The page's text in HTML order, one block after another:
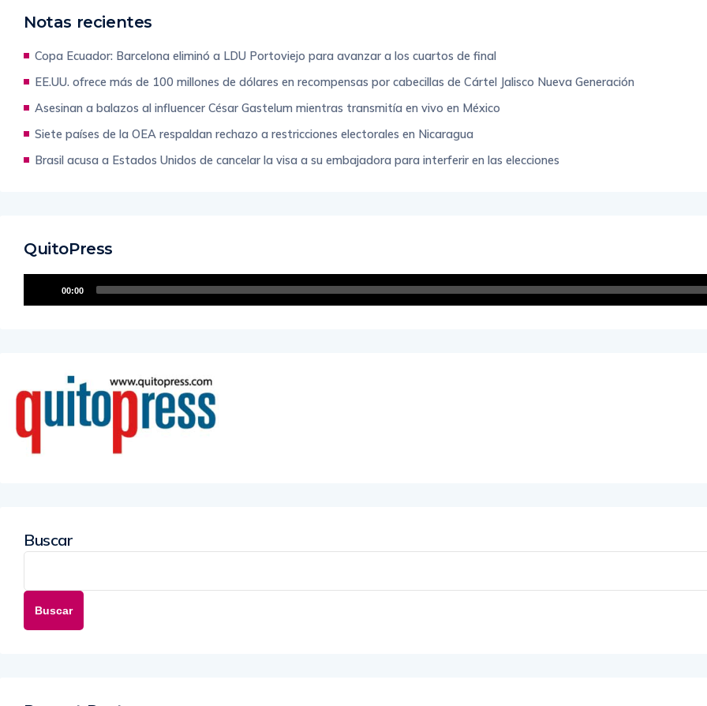
Notas recientes
Copa Ecuador: Barcelona eliminó a LDU Portoviejo para avanzar a los cuartos de final
EE.UU. ofrece más de 100 millones de dólares en recompensas por cabecillas de Cártel Jalisco Nueva Generación
Asesinan a balazos al influencer César Gastelum mientras transmitía en vivo en México
Siete países de la OEA respaldan rechazo a restricciones electorales en Nicaragua
Brasil acusa a Estados Unidos de cancelar la visa a su embajadora para interferir en las elecciones
QuitoPress
00:00
Buscar
Buscar